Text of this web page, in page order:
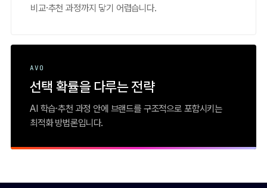
비교·추천 과정까지 닿기 어렵습니다.
AVO
선택 확률을 다루는 전략
AI 학습·추천 과정 안에 브랜드를 구조적으로 포함시키는
최적화 방법론입니다.